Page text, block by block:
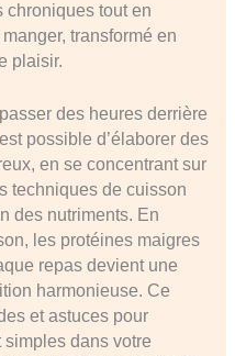
chroniques tout en
transformé en
plaisir.
des heures derrière
possible d’élaborer des
en se concentrant sur
techniques de cuisson
des nutriments. En
les protéines maigres
repas devient une
harmonieuse. Ce
et astuces pour
dans votre